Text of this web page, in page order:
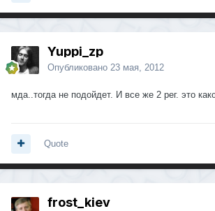
Yuppi_zp
Опубликовано 23 мая, 2012
мда..тогда не подойдет. И все же 2 рег. это
Quote
frost_kiev